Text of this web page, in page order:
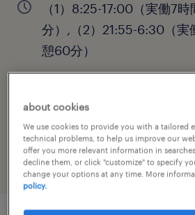
（1）8:25-17:00（実働7
分）,（2）21:55-6:30（実
憩60分）
job category
warehousing & distribution
about cookies
We use cookies to provide you with a tailored
technical problems, to help us improve our
offer you more relevant information in
decline them, or click "customize" to specify
change your options at any time. More
policy.